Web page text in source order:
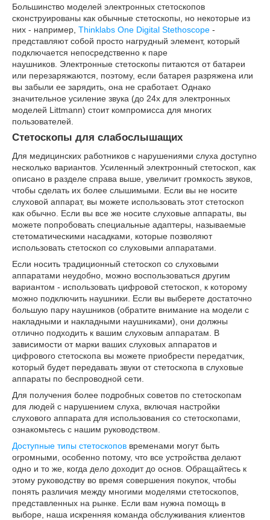
Большинство моделей электронных стетоскопов
сконструированы как обычные стетоскопы, но некоторые из
них - например, Thinklabs One Digital Stethoscope -
представляют собой просто нагрудный элемент, который
подключается непосредственно к паре
наушников. Электронные стетоскопы питаются от батареи
или перезаряжаются, поэтому, если батарея разряжена или
вы забыли ее зарядить, она не сработает. Однако
значительное усиление звука (до 24x для электронных
моделей Littmann) стоит компромисса для многих
пользователей.
Стетоскопы для слабослышащих
Для медицинских работников с нарушениями слуха доступно
несколько вариантов. Усиленный электронный стетоскоп, как
описано в разделе справа выше, увеличит громкость звуков,
чтобы сделать их более слышимыми. Если вы не носите
слуховой аппарат, вы можете использовать этот стетоскоп
как обычно. Если вы все же носите слуховые аппараты, вы
можете попробовать специальные адаптеры, называемые
стетоматическими насадками, которые позволяют
использовать стетоскоп со слуховыми аппаратами.
Если носить традиционный стетоскоп со слуховыми
аппаратами неудобно, можно воспользоваться другим
вариантом - использовать цифровой стетоскоп, к которому
можно подключить наушники. Если вы выберете достаточно
большую пару наушников (обратите внимание на модели с
накладными и накладными наушниками), они должны
отлично подходить к вашим слуховым аппаратам. В
зависимости от марки ваших слуховых аппаратов и
цифрового стетоскопа вы можете приобрести передатчик,
который будет передавать звуки от стетоскопа в слуховые
аппараты по беспроводной сети.
Для получения более подробных советов по стетоскопам
для людей с нарушением слуха, включая настройки
слухового аппарата для использования со стетоскопами,
ознакомьтесь с нашим руководством.
Доступные типы стетоскопов временами могут быть
огромными, особенно потому, что все устройства делают
одно и то же, когда дело доходит до основ. Обращайтесь к
этому руководству во время совершения покупок, чтобы
понять различия между многими моделями стетоскопов,
представленных на рынке. Если вам нужна помощь в
выборе, наша искренняя команда обслуживания клиентов